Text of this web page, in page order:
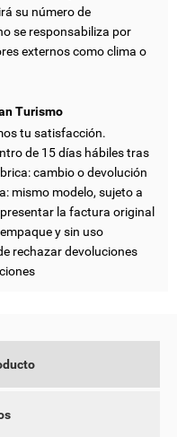
su número de
se responsabiliza por
externos como clima o
Turismo
tu satisfacción.
de 15 días hábiles tras
cambio o devolución
mismo modelo, sujeto a
la factura original
y sin uso
rechazar devoluciones
CREAR NUEVA LISTA
LISTA DE DESEOS
PRODUCTOS EN SU
INICIAR SESIÓN